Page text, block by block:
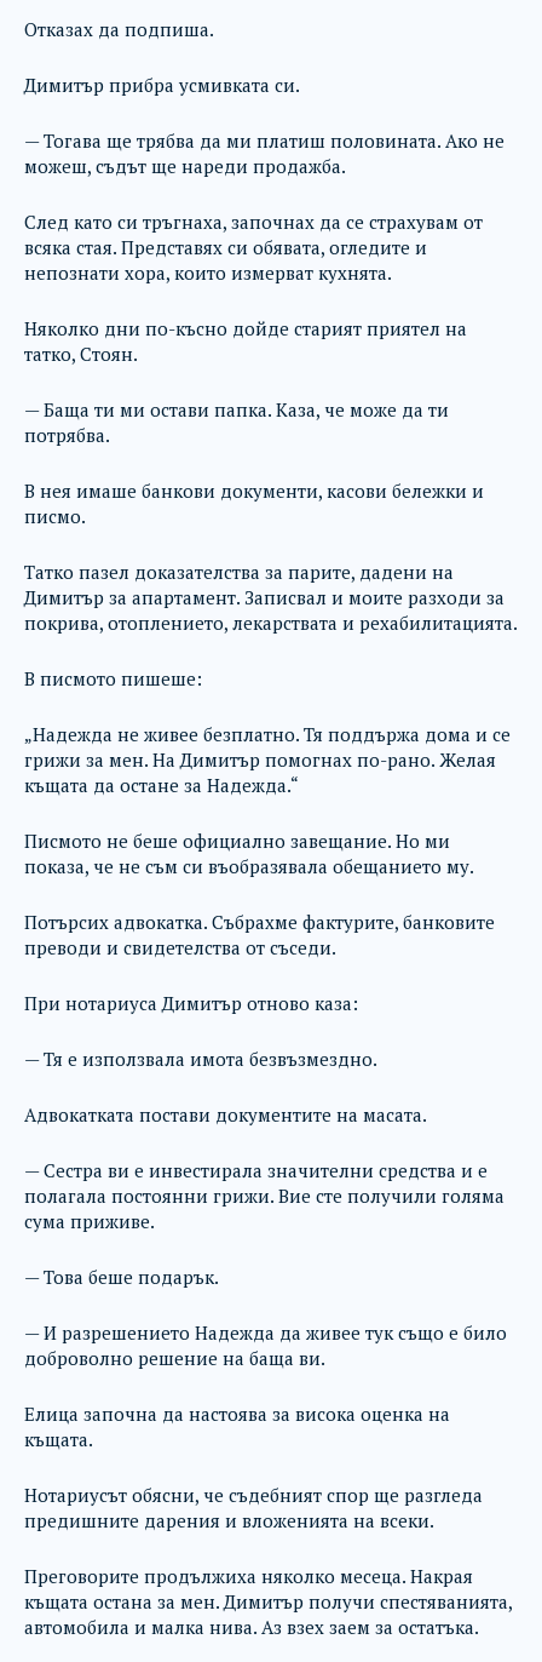
Отказах да подпиша.
Димитър прибра усмивката си.
— Тогава ще трябва да ми платиш половината. Ако не
можеш, съдът ще нареди продажба.
След като си тръгнаха, започнах да се страхувам от
всяка стая. Представях си обявата, огледите и
непознати хора, които измерват кухнята.
Няколко дни по-късно дойде старият приятел на
татко, Стоян.
— Баща ти ми остави папка. Каза, че може да ти
потрябва.
В нея имаше банкови документи, касови бележки и
писмо.
Татко пазел доказателства за парите, дадени на
Димитър за апартамент. Записвал и моите разходи за
покрива, отоплението, лекарствата и рехабилитацията.
В писмото пишеше:
„Надежда не живее безплатно. Тя поддържа дома и се
грижи за мен. На Димитър помогнах по-рано. Желая
къщата да остане за Надежда.“
Писмото не беше официално завещание. Но ми
показа, че не съм си въобразявала обещанието му.
Потърсих адвокатка. Събрахме фактурите, банковите
преводи и свидетелства от съседи.
При нотариуса Димитър отново каза:
— Тя е използвала имота безвъзмездно.
Адвокатката постави документите на масата.
— Сестра ви е инвестирала значителни средства и е
полагала постоянни грижи. Вие сте получили голяма
сума приживе.
— Това беше подарък.
— И разрешението Надежда да живее тук също е било
доброволно решение на баща ви.
Елица започна да настоява за висока оценка на
къщата.
Нотариусът обясни, че съдебният спор ще разгледа
предишните дарения и вложенията на всеки.
Преговорите продължиха няколко месеца. Накрая
къщата остана за мен. Димитър получи спестяванията,
автомобила и малка нива. Аз взех заем за остатъка.